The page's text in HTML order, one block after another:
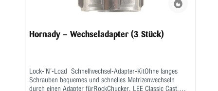
Hornady – Wechseladapter (3 Stück)
Lock-’N’-Load Schnellwechsel-Adapter-KitOhne langes
Schrauben bequemes und schnelles Matrizenwechseln
durch einen Adapter fürRockChucker, LEE Classic Cast,